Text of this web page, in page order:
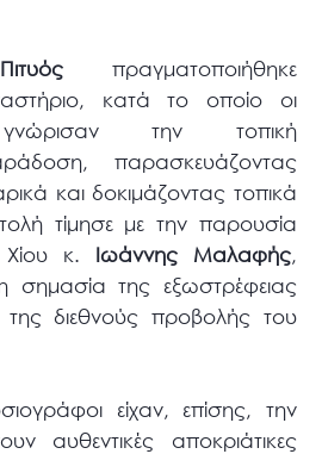
Πιτυός πραγματοποιήθηκε
κατά το οποίο οι
γνώρισαν την τοπική
παρασκευάζοντας
και δοκιμάζοντας τοπικά
τίμησε με την παρουσία
κ. Ιωάννης Μαλαφής,
σημασία της εξωστρέφειας
της διεθνούς προβολής του
είχαν, επίσης, την
αυθεντικές αποκριάτικες